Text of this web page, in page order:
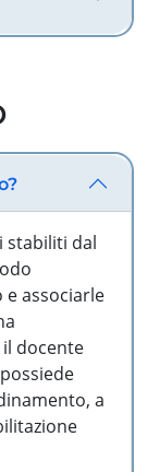
stabiliti dal
associarle
il docente
a